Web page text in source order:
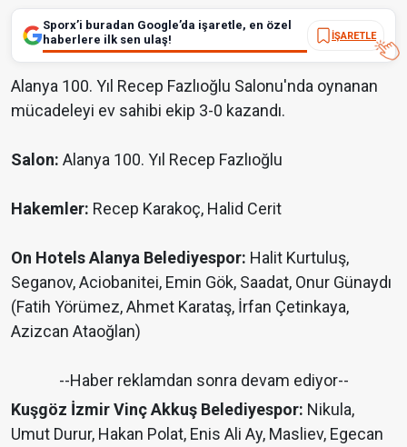
Sporx’i buradan Google’da işaretle, en özel
haberlere ilk sen ulaş!
İŞARETLE
Alanya 100. Yıl Recep Fazlıoğlu Salonu'nda oynanan
mücadeleyi ev sahibi ekip 3-0 kazandı.
Salon: Alanya 100. Yıl Recep Fazlıoğlu
Hakemler: Recep Karakoç, Halid Cerit
On Hotels Alanya Belediyespor: Halit Kurtuluş,
Seganov, Aciobanitei, Emin Gök, Saadat, Onur Günaydı
(Fatih Yörümez, Ahmet Karataş, İrfan Çetinkaya,
Azizcan Ataoğlan)
--Haber reklamdan sonra devam ediyor--
Kuşgöz İzmir Vinç Akkuş Belediyespor: Nikula,
Umut Durur, Hakan Polat, Enis Ali Ay, Masliev, Egecan